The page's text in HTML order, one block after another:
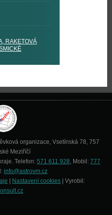
RAKETOVÁ
organizace, Vsetínská 78, 757
Meziříčí
Telefon: 571 611 928, Mobil: 777
info@astrovm.cz
Nastavení cookies | Vyrobil: